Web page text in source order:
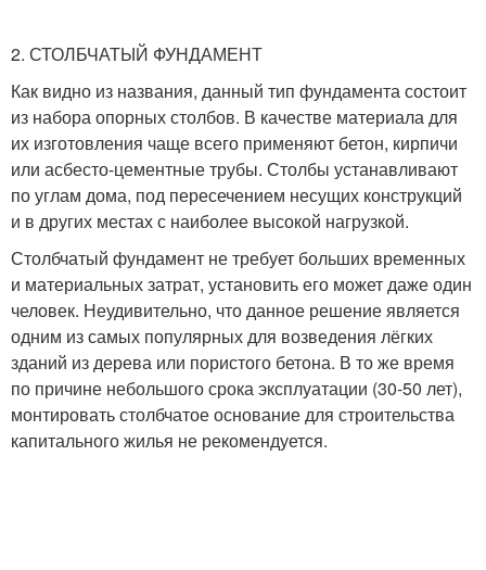
2. СТОЛБЧАТЫЙ ФУНДАМЕНТ
Как видно из названия, данный тип фундамента состоит
из набора опорных столбов. В качестве материала для
их изготовления чаще всего применяют бетон, кирпичи
или асбесто-цементные трубы. Столбы устанавливают
по углам дома, под пересечением несущих конструкций
и в других местах с наиболее высокой нагрузкой.
Столбчатый фундамент не требует больших временных
и материальных затрат, установить его может даже один
человек. Неудивительно, что данное решение является
одним из самых популярных для возведения лёгких
зданий из дерева или пористого бетона. В то же время
по причине небольшого срока эксплуатации (30-50 лет),
монтировать столбчатое основание для строительства
капитального жилья не рекомендуется.